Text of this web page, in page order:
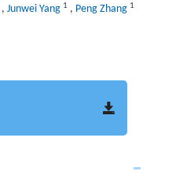
, Junwei Yang 1 , Peng Zhang 1